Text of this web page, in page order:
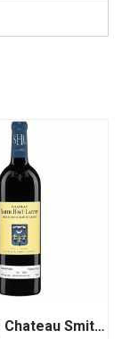
Rượu vang Chateau Smith Haut Lafitte